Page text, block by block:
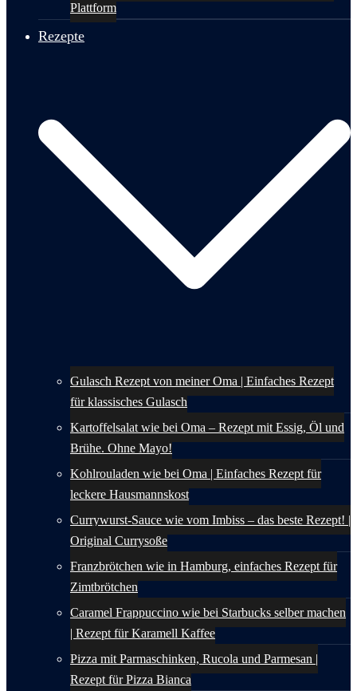
Plattform
Rezepte
Gulasch Rezept von meiner Oma | Einfaches Rezept
für klassisches Gulasch
Kartoffelsalat wie bei Oma – Rezept mit Essig, Öl und
Brühe. Ohne Mayo!
Kohlrouladen wie bei Oma | Einfaches Rezept für
leckere Hausmannskost
Currywurst-Sauce wie vom Imbiss – das beste Rezept! |
Original Currysoße
Franzbrötchen wie in Hamburg, einfaches Rezept für
Zimtbrötchen
Caramel Frappuccino wie bei Starbucks selber machen
| Rezept für Karamell Kaffee
Pizza mit Parmaschinken, Rucola und Parmesan |
Rezept für Pizza Bianca